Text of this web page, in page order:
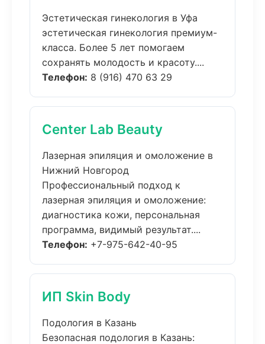
Эстетическая гинекология в Уфа
эстетическая гинекология премиум-
класса. Более 5 лет помогаем
сохранять молодость и красоту....
Телефон: 8 (916) 470 63 29
Center Lab Beauty
Лазерная эпиляция и омоложение в
Нижний Новгород
Профессиональный подход к
лазерная эпиляция и омоложение:
диагностика кожи, персональная
программа, видимый результат....
Телефон: +7-975-642-40-95
ИП Skin Body
Подология в Казань
Безопасная подология в Казань: